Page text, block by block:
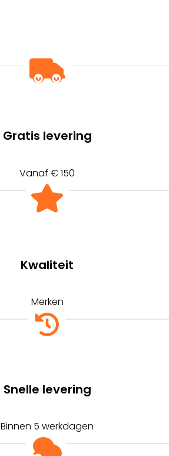
Gratis levering
Vanaf € 150
Kwaliteit
Merken
Snelle levering
Binnen 5 werkdagen